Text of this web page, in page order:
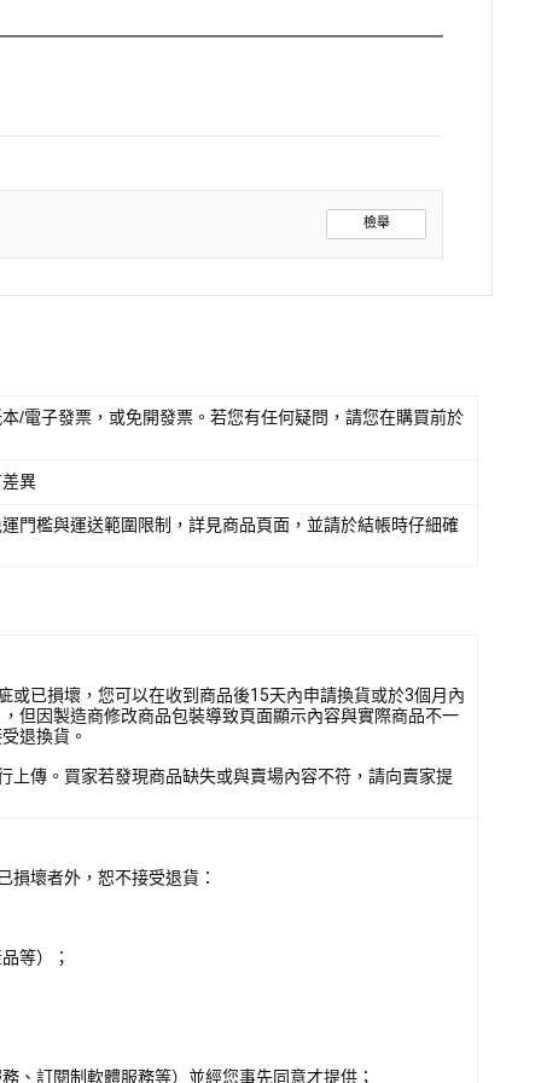
檢舉
/電子發票，或免開發票。若您有任何疑問，請您在購買前於
異
門檻與運送範圍限制，詳見商品頁面，並請於結帳時仔細確
已損壞，您可以在收到商品後15天內申請換貨或於3個月內
但因製造商修改商品包裝導致頁面顯示內容與實際商品不一
退換貨。
傳。買家若發現商品缺失或與賣場內容不符，請向賣家提
壞者外，恕不接受退貨：
等）；
、訂閱制軟體服務等）並經您事先同意才提供；